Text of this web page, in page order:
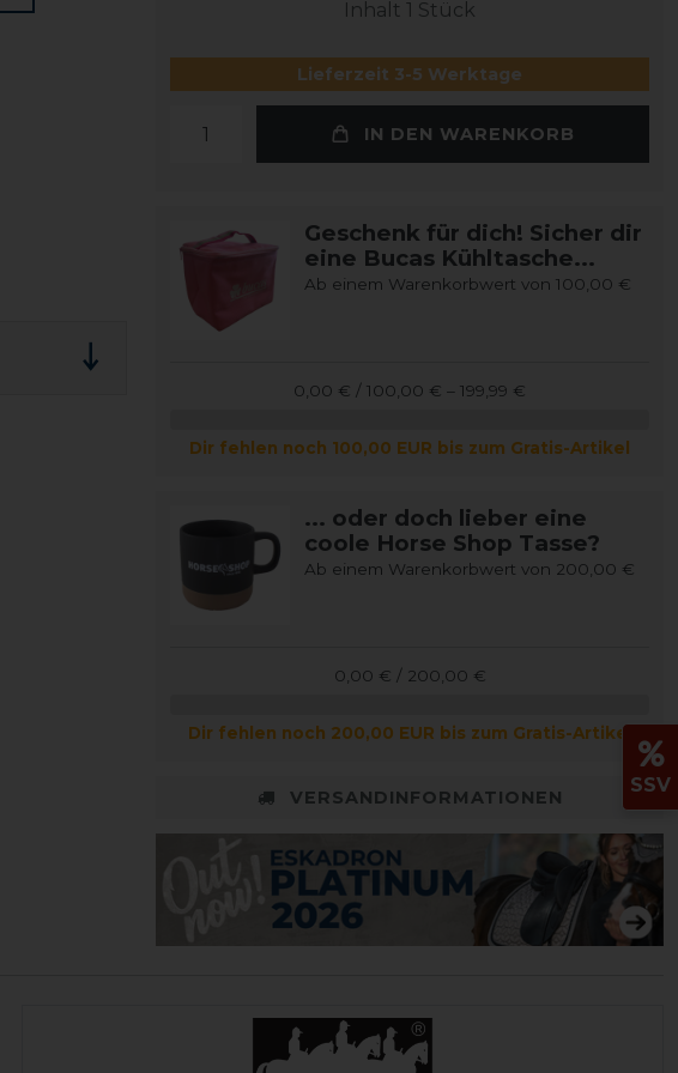
Inhalt 1 Stück
Lieferzeit 3-5 Werktage
IN DEN WARENKORB
Geschenk für dich! Sicher dir
eine Bucas Kühltasche...
Ab einem Warenkorbwert von 100,00 €
0,00 € / 100,00 € – 199,99 €
Dir fehlen noch 100,00 EUR bis zum Gratis-Artikel
... oder doch lieber eine
coole Horse Shop Tasse?
Ab einem Warenkorbwert von 200,00 €
0,00 € / 200,00 €
Dir fehlen noch 200,00 EUR bis zum Gratis-Artikel
VERSANDINFORMATIONEN
SSV